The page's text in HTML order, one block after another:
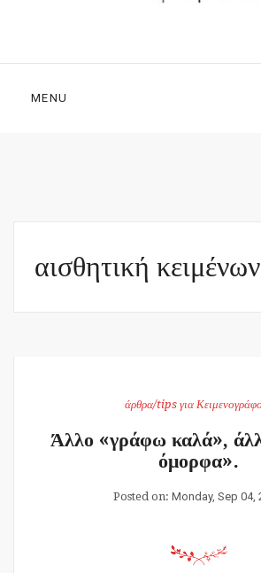
MENU
αισθητική κειμένων
άρθρα/tips για
Άλλο «γράφω καλά»,
όμορφα».
Posted on: Monday, Sep 04,